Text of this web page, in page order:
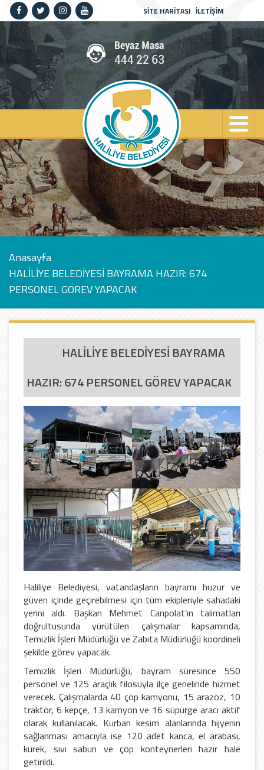
SİTE HARİTASI İLETİŞİM
Anasayfa
HALİLİYE BELEDİYESİ BAYRAMA HAZIR: 674
PERSONEL GÖREV YAPACAK
HALİLİYE BELEDİYESİ BAYRAMA
HAZIR: 674 PERSONEL GÖREV YAPACAK
Haliliye Belediyesi, vatandaşların bayramı huzur ve
güven içinde geçirebilmesi için tüm ekipleriyle sahadaki
yerini aldı. Başkan Mehmet Canpolat’ın talimatları
doğrultusunda yürütülen çalışmalar kapsamında,
Temizlik İşleri Müdürlüğü ve Zabıta Müdürlüğü koordineli
şekilde görev yapacak.
Temizlik İşleri Müdürlüğü, bayram süresince 550
personel ve 125 araçlık filosuyla ilçe genelinde hizmet
verecek. Çalışmalarda 40 çöp kamyonu, 15 arazöz, 10
traktör, 6 kepçe, 13 kamyon ve 16 süpürge aracı aktif
olarak kullanılacak. Kurban kesim alanlarında hijyenin
sağlanması amacıyla ise 120 adet kanca, el arabası,
kürek, sıvı sabun ve çöp konteynerleri hazır hale
getirildi.
Anasayfa
Kurumsal
Haliliye
Spor
Kültür
Sanat
Güncel
İletişim